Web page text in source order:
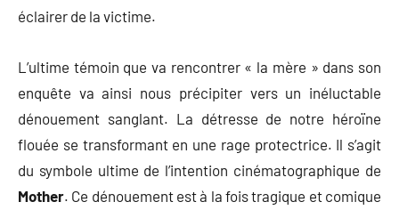
éclairer de la victime.
L’ultime témoin que va rencontrer « la mère » dans son
enquête va ainsi nous précipiter vers un inéluctable
dénouement sanglant. La détresse de notre héroïne
flouée se transformant en une rage protectrice. Il s’agit
du symbole ultime de l’intention cinématographique de
Mother. Ce dénouement est à la fois tragique et comique